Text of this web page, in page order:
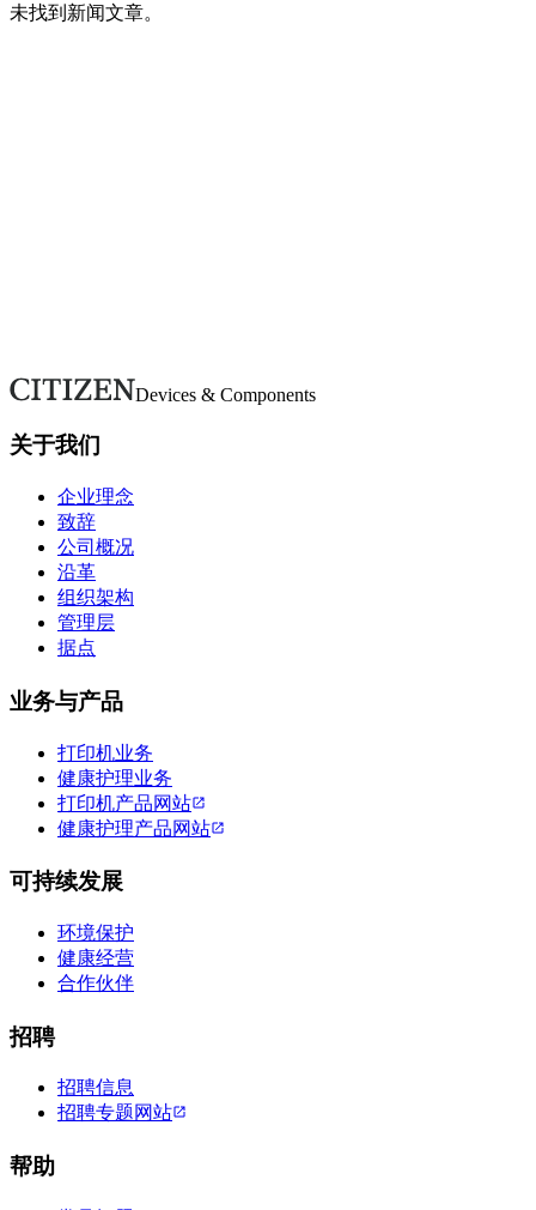
未找到新闻文章。
联系我们 Devices & Components
关于我们
企业理念
致辞
公司概况
沿革
组织架构
管理层
据点
业务与产品
打印机业务
健康护理业务
打印机产品网站
健康护理产品网站
可持续发展
环境保护
健康经营
合作伙伴
招聘
招聘信息
招聘专题网站
帮助